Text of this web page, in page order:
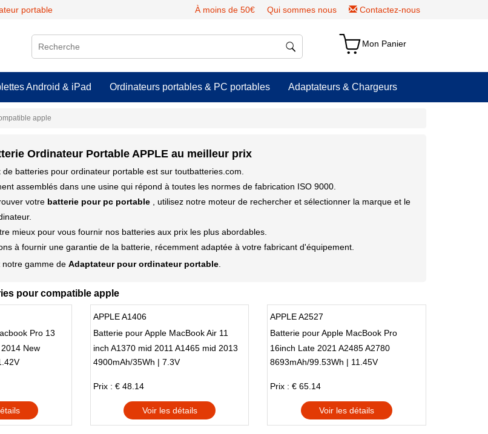
portable À moins de 50€ Qui sommes nous Contactez-nous
Mon Panier
Android & iPad Ordinateurs portables & PC portables Adaptateurs & Chargeurs
apple
Ordinateur Portable APPLE au meilleur prix
batteries pour ordinateur portable est sur toutbatteries.com.
assemblés dans une usine qui répond à toutes les normes de fabrication ISO 9000.
votre batterie pour pc portable, utilisez notre moteur de rechercher et sélectionner la marque et le
mieux pour vous fournir nos batteries aux prix les plus abordables.
à fournir une garantie de la batterie, récemment adaptée à votre fabricant d'équipement.
notre gamme de Adaptateur pour ordinateur portable.
pour compatible apple
Pro 13
New
APPLE A1406
Batterie pour Apple MacBook Air 11
inch A1370 mid 2011 A1465 mid 2013
4900mAh/35Wh | 7.3V
Prix : € 48.14
Voir les détails
APPLE A2527
Batterie pour Apple MacBook Pro
16inch Late 2021 A2485 A2780
MK183LL/A EMC 3651
8693mAh/99.53Wh | 11.45V
Prix : € 65.14
Voir les détails